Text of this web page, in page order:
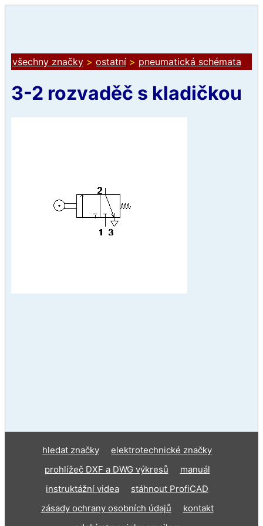
všechny značky > ostatní > pneumatická schémata
3-2 rozvaděč s kladičkou
hledat značky
elektrotechnické značky
prohlížeč DXF a DWG výkresů
manuál
instruktážní videa
stáhnout ProfiCAD
zásady ochrany osobních údajů
kontakt